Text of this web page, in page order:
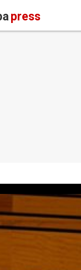
press